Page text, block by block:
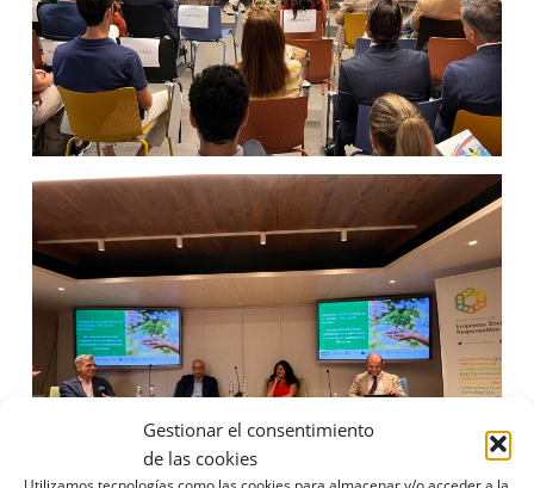
Gestionar el consentimiento
de las cookies